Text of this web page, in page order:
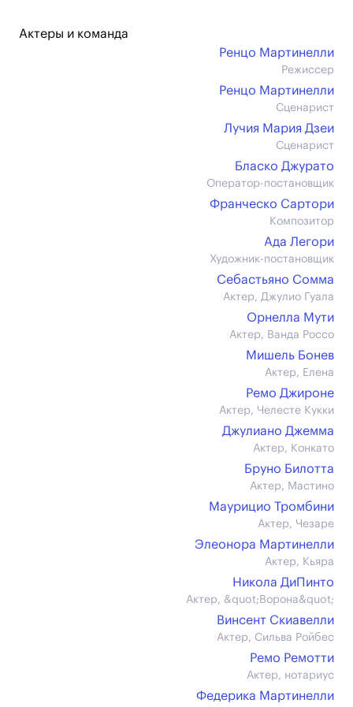
Актеры и команда
Ренцо Мартинелли
Режиссер
Ренцо Мартинелли
Сценарист
Лучия Мария Дзеи
Сценарист
Бласко Джурато
Оператор-постановщик
Франческо Сартори
Композитор
Ада Легори
Художник-постановщик
Себастьяно Сомма
Актер, Джулио Гуала
Орнелла Мути
Актер, Ванда Россо
Мишель Бонев
Актер, Елена
Ремо Джироне
Актер, Челесте Кукки
Джулиано Джемма
Актер, Конкато
Бруно Билотта
Актер, Мастино
Маурицио Тромбини
Актер, Чезаре
Элеонора Мартинелли
Актер, Кьяра
Никола ДиПинто
Актер, &quot;Ворона&quot;
Винсент Скиавелли
Актер, Сильва Ройбес
Ремо Ремотти
Актер, нотариус
Федерика Мартинелли